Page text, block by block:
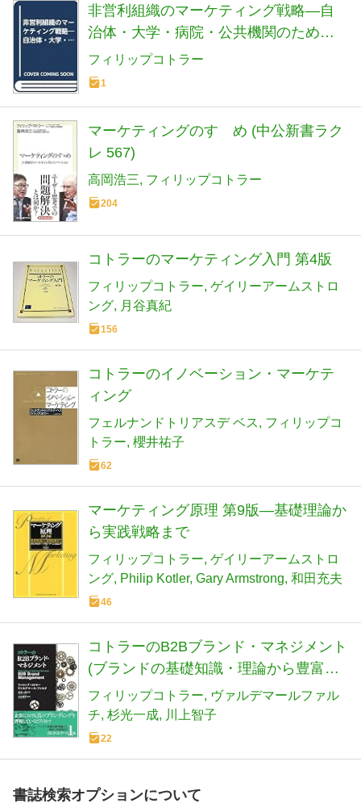
非営利組織のマーケティング戦略―自
治体・大学・病院・公共機関のための
新しい変化対応パラダイム
フィリップコトラー
1
マーケティングのすゝめ (中公新書ラク
レ 567)
高岡浩三 フィリップコトラー
204
コトラーのマーケティング入門 第4版
フィリップコトラー ゲイリーアームストロ
ング
月谷真紀
156
コトラーのイノベーション・マーケテ
ィング
フェルナンドトリアスデ ベス
フィリップコ
トラー 櫻井祐子
62
マーケティング原理 第9版―基礎理論か
ら実践戦略まで
フィリップコトラー ゲイリーアームストロ
ング Philip Kotler Gary Armstrong 和田充夫
46
コトラーのB2Bブランド・マネジメント
(ブランドの基礎知識・理論から豊富な
実践例まで、深く多くを学べる1冊)
フィリップコトラー
ヴァルデマールファル
チ 杉光一成 川上智子
22
書誌検索オプションについて